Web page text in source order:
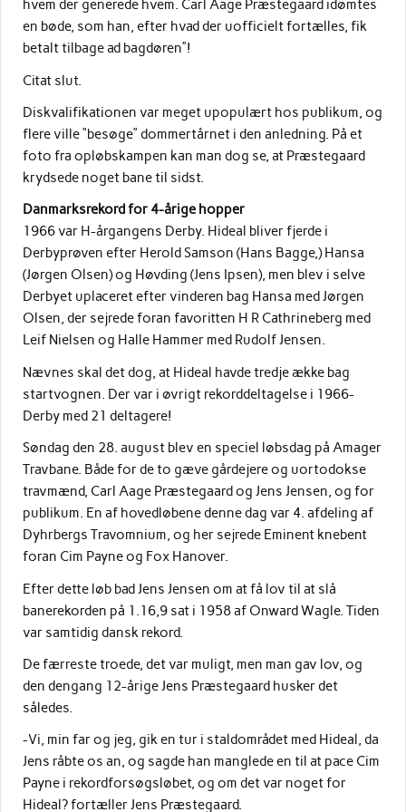
hvem der generede hvem. Carl Aage Præstegaard idømtes
en bøde, som han, efter hvad der uofficielt fortælles, fik
betalt tilbage ad bagdøren”!
Citat slut.
Diskvalifikationen var meget upopulært hos publikum, og
flere ville “besøge” dommertårnet i den anledning. På et
foto fra opløbskampen kan man dog se, at Præstegaard
krydsede noget bane til sidst.
Danmarksrekord for 4-årige hopper
1966 var H-årgangens Derby. Hideal bliver fjerde i
Derbyprøven efter Herold Samson (Hans Bagge,) Hansa
(Jørgen Olsen) og Høvding (Jens Ipsen), men blev i selve
Derbyet uplaceret efter vinderen bag Hansa med Jørgen
Olsen, der sejrede foran favoritten H R Cathrineberg med
Leif Nielsen og Halle Hammer med Rudolf Jensen.
Nævnes skal det dog, at Hideal havde tredje ække bag
startvognen. Der var i øvrigt rekorddeltagelse i 1966-
Derby med 21 deltagere!
Søndag den 28. august blev en speciel løbsdag på Amager
Travbane. Både for de to gæve gårdejere og uortodokse
travmænd, Carl Aage Præstegaard og Jens Jensen, og for
publikum. En af hovedløbene denne dag var 4. afdeling af
Dyhrbergs Travomnium, og her sejrede Eminent knebent
foran Cim Payne og Fox Hanover.
Efter dette løb bad Jens Jensen om at få lov til at slå
banerekorden på 1.16,9 sat i 1958 af Onward Wagle. Tiden
var samtidig dansk rekord.
De færreste troede, det var muligt, men man gav lov, og
den dengang 12-årige Jens Præstegaard husker det
således.
-Vi, min far og jeg, gik en tur i staldområdet med Hideal, da
Jens råbte os an, og sagde han manglede en til at pace Cim
Payne i rekordforsøgsløbet, og om det var noget for
Hideal? fortæller Jens Præstegaard.